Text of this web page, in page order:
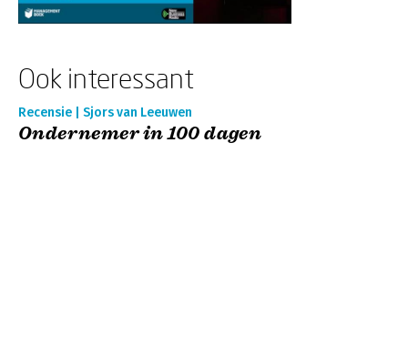
Ook interessant
Recensie | Sjors van Leeuwen
Ondernemer in 100 dagen